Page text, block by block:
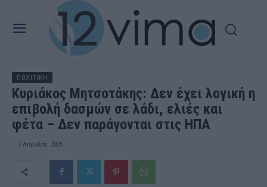
ΠΟΛΙΤΙΚΗ
Κυριάκος Μητσοτάκης: Δεν έχει λογική η
επιβολή δασμών σε λάδι, ελιές και
φέτα – Δεν παράγονται στις ΗΠΑ
7 Απριλίου, 2025